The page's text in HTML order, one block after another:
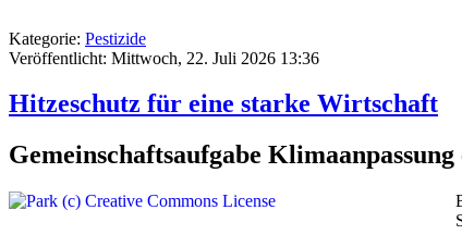
Kategorie: Pestizide
Veröffentlicht: Mittwoch, 22. Juli 2026 13:36
Hitzeschutz für eine starke Wirtschaft
Gemeinschaftsaufgabe